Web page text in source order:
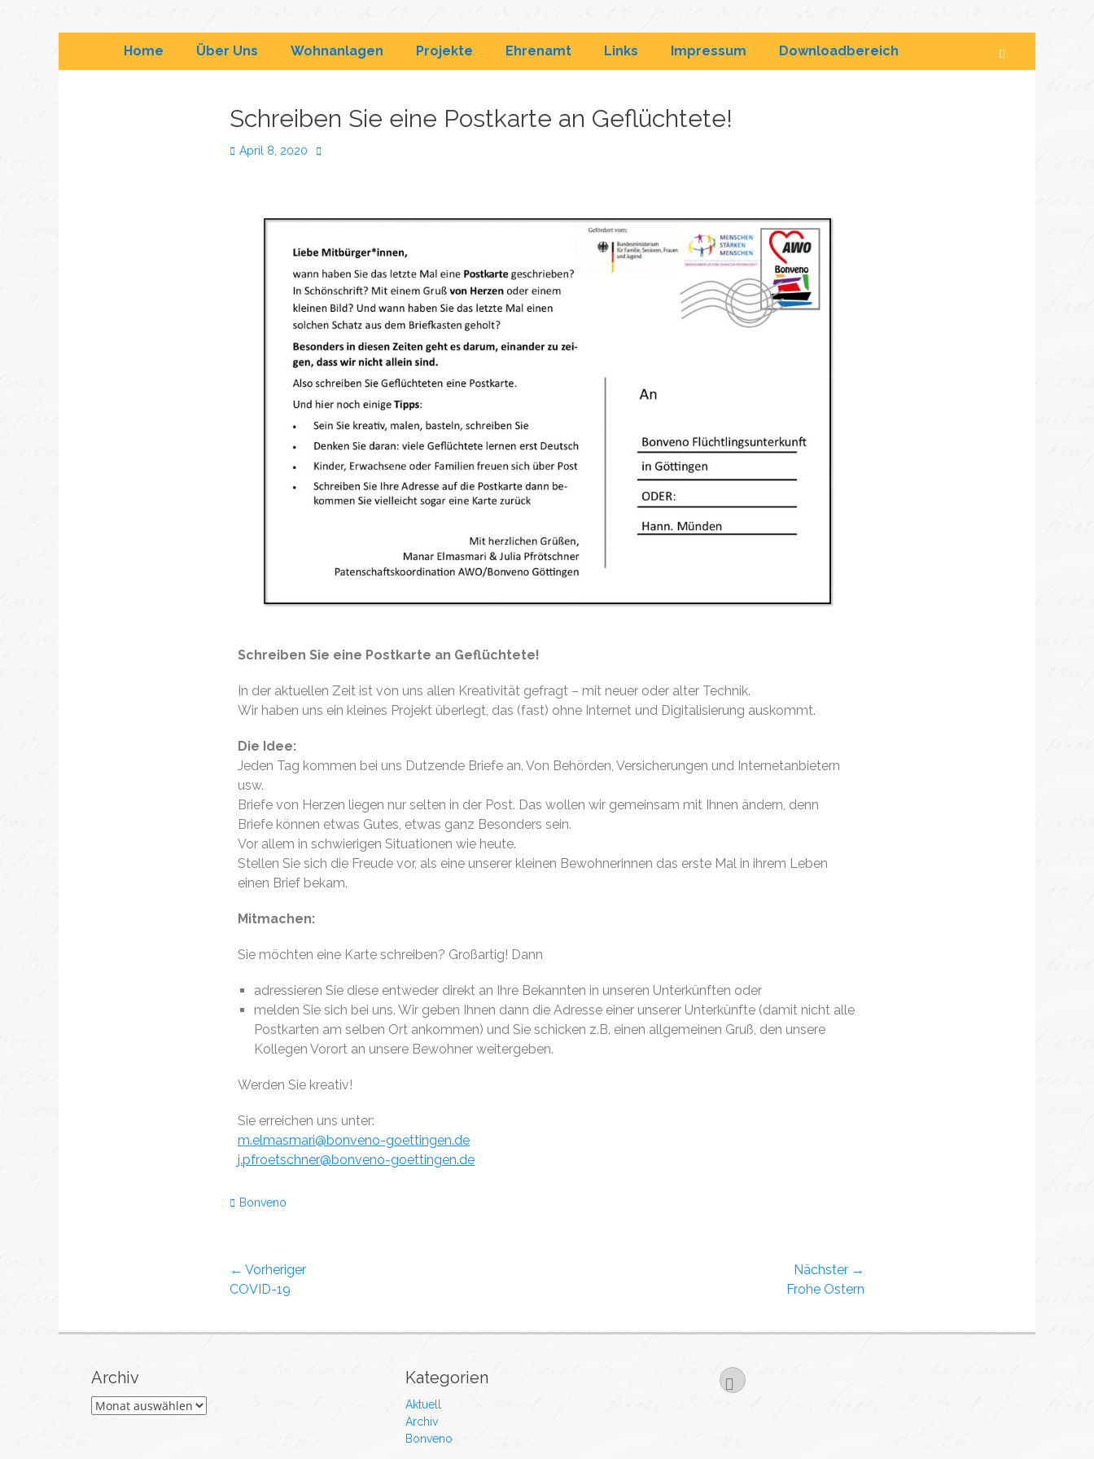
Bonveno
Flüchtlingssozialarbeit & Wohnanlagen
Home Über Uns Wohnanlagen Projekte Ehrenamt Links Impressum Downloadbereich
Schreiben Sie eine Postkarte an Geflüchtete!
April 8, 2020
Schreiben Sie eine Postkarte an Geflüchtete!
In der aktuellen Zeit ist von uns allen Kreativität gefragt – mit neuer oder alter Technik.
Wir haben uns ein kleines Projekt überlegt, das (fast) ohne Internet und Digitalisierung auskommt.
Die Idee:
Jeden Tag kommen bei uns Dutzende Briefe an. Von Behörden, Versicherungen und Internetanbietern
usw.
Briefe von Herzen liegen nur selten in der Post. Das wollen wir gemeinsam mit Ihnen ändern, denn
Briefe können etwas Gutes, etwas ganz Besonders sein.
Vor allem in schwierigen Situationen wie heute.
Stellen Sie sich die Freude vor, als eine unserer kleinen Bewohnerinnen das erste Mal in ihrem Leben
einen Brief bekam.
Mitmachen:
Sie möchten eine Karte schreiben? Großartig! Dann
adressieren Sie diese entweder direkt an Ihre Bekannten in unseren Unterkünften oder
melden Sie sich bei uns. Wir geben Ihnen dann die Adresse einer unserer Unterkünfte (damit nicht alle
Postkarten am selben Ort ankommen) und Sie schicken z.B. einen allgemeinen Gruß, den unsere
Kollegen Vorort an unsere Bewohner weitergeben.
Werden Sie kreativ!
Sie erreichen uns unter:
m.elmasmari@bonveno-goettingen.de
j.pfroetschner@bonveno-goettingen.de
Bonveno
← Vorheriger
COVID-19
Nächster →
Frohe Ostern
Archiv Kategorien
Aktuell
Archiv
Bonveno